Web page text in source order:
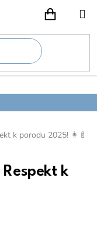
k porodu 2025! 👩‍🍼
k